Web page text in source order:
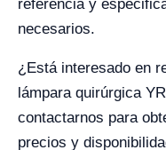
referencia y
necesarios.
¿Está interesado en
lámpara quirúrgica
contactarnos para
precios y